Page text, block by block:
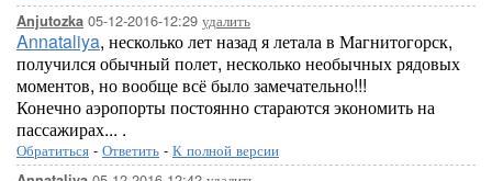
Anjutozka 05-12-2016-12:29 удалить
Annataliya, несколько лет назад я летала в Магнитогорск,
получился обычный полет, несколько необычных рядовых
моментов, но вообще всё было замечательно!!!
Конечно аэропорты постоянно стараются экономить на
пассажирах... .
Обратиться - Ответить - К полной версии